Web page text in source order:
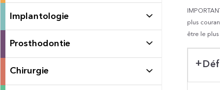
Implantologie
Prosthodontie
Chirurgie
plus
être le